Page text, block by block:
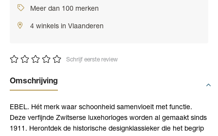
Meer dan 100 merken
4 winkels in Vlaanderen
Schrijf eerste review
Omschrijving
EBEL. Hét merk waar schoonheid samenvloeit met functie.
Deze verfijnde Zwitserse luxehorloges worden al gemaakt sinds
1911. Herontdek de historische designklassieker die het begrip